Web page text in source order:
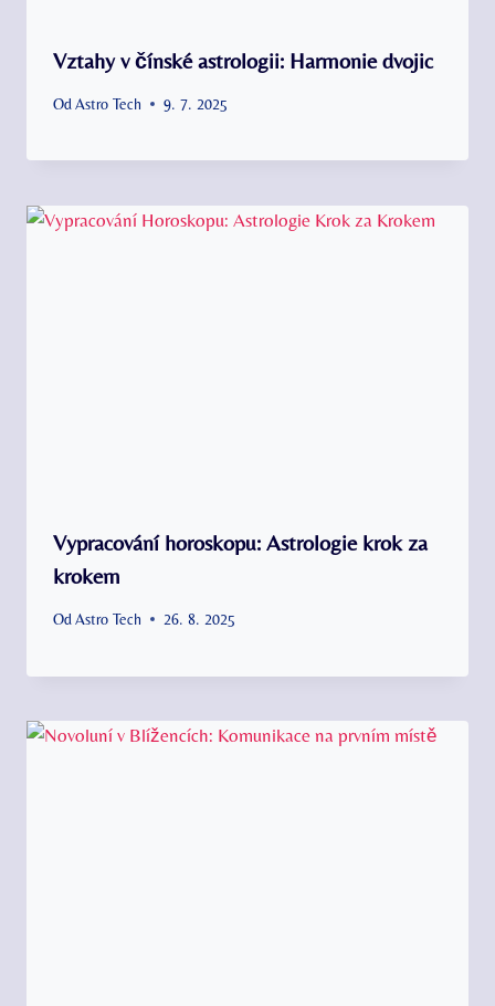
Vztahy v čínské astrologii: Harmonie dvojic
Od Astro Tech 9. 7. 2025
Vypracování horoskopu: Astrologie krok za
krokem
Od Astro Tech 26. 8. 2025